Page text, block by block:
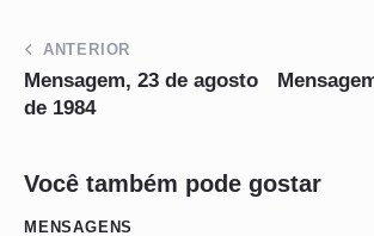
ANTERIOR
Mensagem, 23 de agosto
de 1984
Você também pode gostar
MENSAGENS